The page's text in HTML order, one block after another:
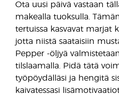
Ota uusi päivä vastaan
makealla tuoksulla.
tertuissa kasvavat marjat
jotta niistä saataisiin
Pepper -öljyä
tilslaamalla. Pidä tätä
työpöydälläsi ja hengitä
kaivatessasi